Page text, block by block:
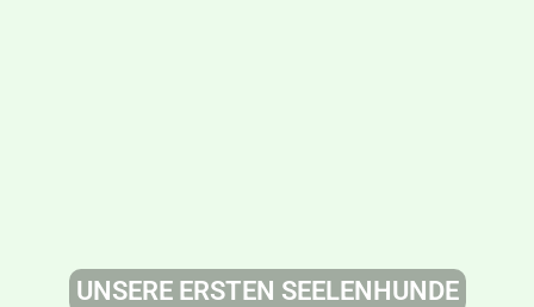
UNSERE ERSTEN SEELENHUNDE